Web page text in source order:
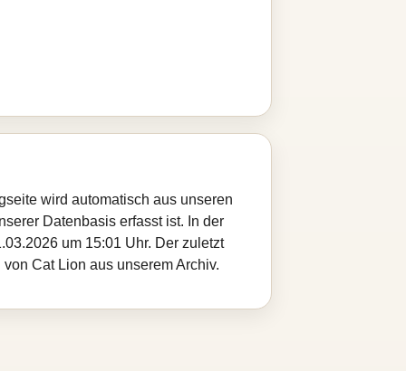
wird automatisch aus unseren
Datenbasis erfasst ist. In der
um 15:01 Uhr. Der zuletzt
Cat Lion aus unserem Archiv.